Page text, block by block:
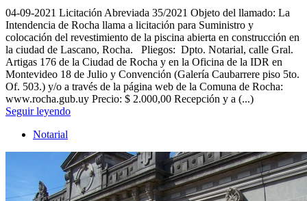
04-09-2021 Licitación Abreviada 35/2021 Objeto del llamado: La
Intendencia de Rocha llama a licitación para Suministro y
colocación del revestimiento de la piscina abierta en construcción en
la ciudad de Lascano, Rocha. Pliegos: Dpto. Notarial, calle Gral.
Artigas 176 de la Ciudad de Rocha y en la Oficina de la IDR en
Montevideo 18 de Julio y Convención (Galería Caubarrere piso 5to.
Of. 503.) y/o a través de la página web de la Comuna de Rocha:
www.rocha.gub.uy Precio: $ 2.000,00 Recepción y a (...)
Seguir leyendo
Notarial